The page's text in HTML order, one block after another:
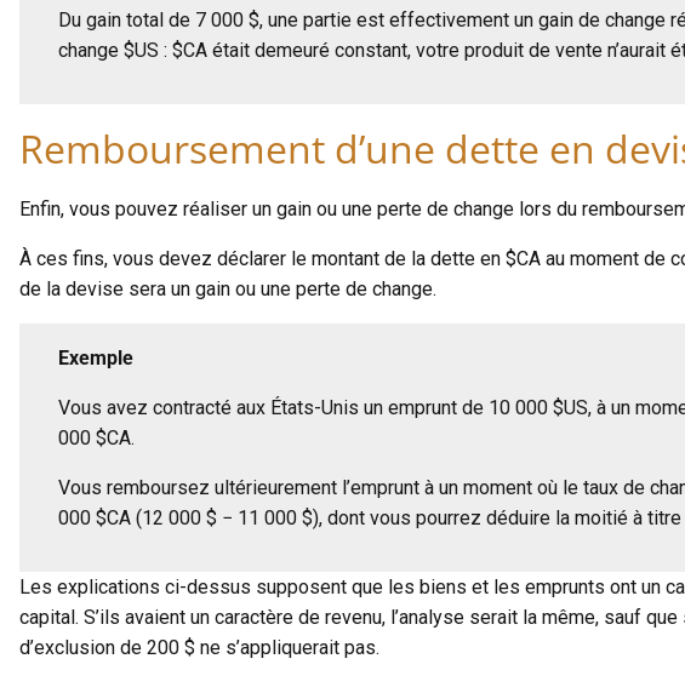
Du gain total de 7 000 $, une partie est effectivement un gain de change
change $US : $CA était demeuré constant, votre produit de vente n’aurait
Remboursement d’une dette en
Enfin, vous pouvez réaliser un gain ou une perte de change lors du
À ces fins, vous devez déclarer le montant de la dette en $CA au moment de
de la devise sera un gain ou une perte de change.
Exemple
Vous avez contracté aux États-Unis un emprunt de 10 000 $US, à un
000 $CA.
Vous remboursez ultérieurement l’emprunt à un moment où le taux de
000 $CA (12 000 $ − 11 000 $), dont vous pourrez déduire la moitié à
Les explications ci-dessus supposent que les biens et les emprunts ont un
capital. S’ils avaient un caractère de revenu, l’analyse serait la même, sauf
d’exclusion de 200 $ ne s’appliquerait pas.